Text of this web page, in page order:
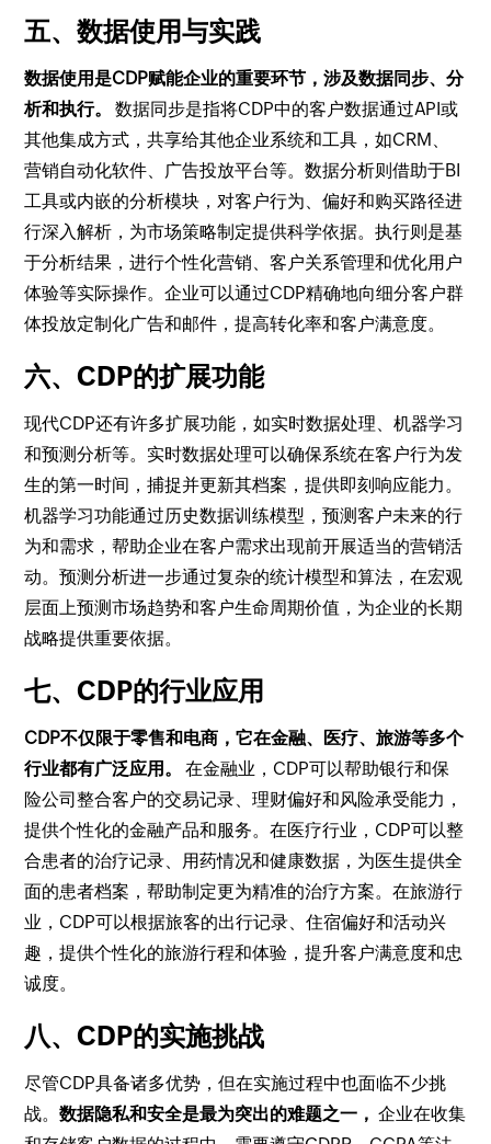
五、数据使用与实践
数据使用是CDP赋能企业的重要环节，涉及数据同步、分
析和执行。
数据同步是指将CDP中的客户数据通过API或
其他集成方式，共享给其他企业系统和工具，如CRM、
营销自动化软件、广告投放平台等。数据分析则借助于BI
工具或内嵌的分析模块，对客户行为、偏好和购买路径进
行深入解析，为市场策略制定提供科学依据。执行则是基
于分析结果，进行个性化营销、客户关系管理和优化用户
体验等实际操作。企业可以通过CDP精确地向细分客户群
体投放定制化广告和邮件，提高转化率和客户满意度。
六、CDP的扩展功能
现代CDP还有许多扩展功能，如实时数据处理、机器学习
和预测分析等。实时数据处理可以确保系统在客户行为发
生的第一时间，捕捉并更新其档案，提供即刻响应能力。
机器学习功能通过历史数据训练模型，预测客户未来的行
为和需求，帮助企业在客户需求出现前开展适当的营销活
动。预测分析进一步通过复杂的统计模型和算法，在宏观
层面上预测市场趋势和客户生命周期价值，为企业的长期
战略提供重要依据。
七、CDP的行业应用
CDP不仅限于零售和电商，它在金融、医疗、旅游等多个
行业都有广泛应用。
在金融业，CDP可以帮助银行和保
险公司整合客户的交易记录、理财偏好和风险承受能力，
提供个性化的金融产品和服务。在医疗行业，CDP可以整
合患者的治疗记录、用药情况和健康数据，为医生提供全
面的患者档案，帮助制定更为精准的治疗方案。在旅游行
业，CDP可以根据旅客的出行记录、住宿偏好和活动兴
趣，提供个性化的旅游行程和体验，提升客户满意度和忠
诚度。
八、CDP的实施挑战
尽管CDP具备诸多优势，但在实施过程中也面临不少挑
战。数据隐私和安全是最为突出的难题之一， 企业在收集